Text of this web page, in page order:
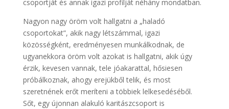
csoportját és annak igazi profilját néhány mondatban.
Nagyon nagy öröm volt hallgatni a „haladó
csoportokat”, akik nagy létszámmal, igazi
közösségként, eredményesen munkálkodnak, de
ugyanekkora öröm volt azokat is hallgatni, akik úgy
érzik, kevesen vannak, tele jóakarattal, hősiesen
próbálkoznak, ahogy erejükből telik, és most
szeretnének erőt meríteni a többiek lelkesedéséből.
Sőt, egy újonnan alakuló karitászcsoport is